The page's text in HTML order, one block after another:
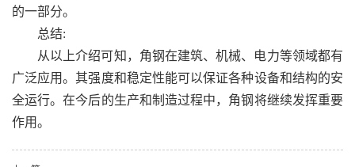
的一部分。
总结:
从以上介绍可知，角钢在建筑、机械、电力等领域都有
广泛应用。其强度和稳定性能可以保证各种设备和结构的安
全运行。在今后的生产和制造过程中，角钢将继续发挥重要
作用。